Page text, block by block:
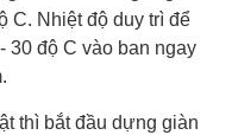
C. Nhiệt độ duy trì để
30 độ C vào ban ngay
thì bắt đầu dựng giàn